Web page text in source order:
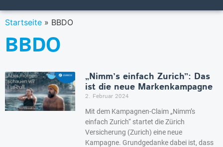
Startseite » BBDO
BBDO
„Nimm’s einfach Zurich”: Das
ist die neue Markenkampagne
2. Februar 2024
Mit dem Kampagnen-Claim „Nimm’s
einfach Zurich“ startet die Zürich
Versicherung (Zurich) eine neue
Kampagne. Grundgedanke dabei ist, dass